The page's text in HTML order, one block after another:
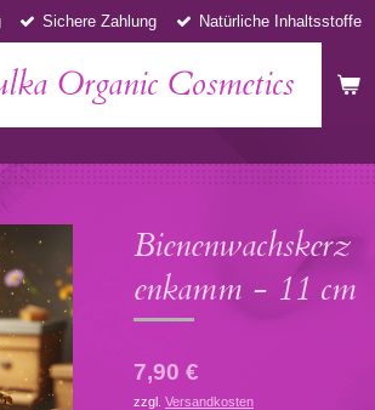
Organic Cosmetics
Sichere Zahlung Natürliche Inhaltsstoffe
Bienenwachskerz
enkamm - 11 cm
7,90 €
zzgl. Versandkosten